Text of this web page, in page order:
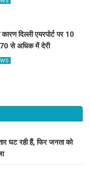
दिल्ली एयरपोर्ट पर 10
से अधिक में देरी
घट रही हैं, फिर जनता को